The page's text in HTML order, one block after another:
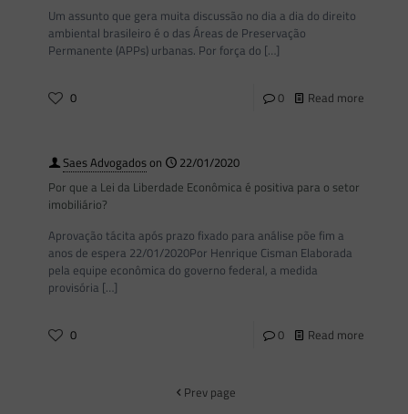
Um assunto que gera muita discussão no dia a dia do direito
ambiental brasileiro é o das Áreas de Preservação
Permanente (APPs) urbanas. Por força do […]
0 0 Read more
Saes Advogadoson
22/01/2020
Por que a Lei da Liberdade Econômica é positiva para o setor
imobiliário?
Aprovação tácita após prazo fixado para análise põe fim a
anos de espera 22/01/2020Por Henrique Cisman Elaborada
pela equipe econômica do governo federal, a medida
provisória […]
0 0 Read more
Prev page